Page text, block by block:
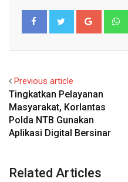
Google+
Previous article
Tingkatkan Pelayanan
Masyarakat, Korlantas
Polda NTB Gunakan
Aplikasi Digital Bersinar
Related Articles